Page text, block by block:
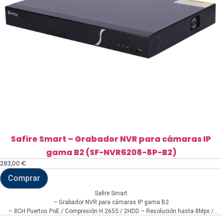
Safire Smart – Grabador NVR para cámaras IP
gama B2 (SF-NVR6208-8P-B2)
283,00 €
Safire
Smart
NVR
Comprar
Safire Smart
– Grabador NVR para cámaras IP gama B2
– 8CH Puertos PoE / Compresión H.265S / 2HDD – Resolución hasta 8Mpx /